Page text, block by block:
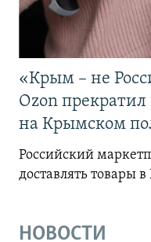
«Крым – не
Ozon
на Крымском
Российский
доставлять товары
НОВОСТИ